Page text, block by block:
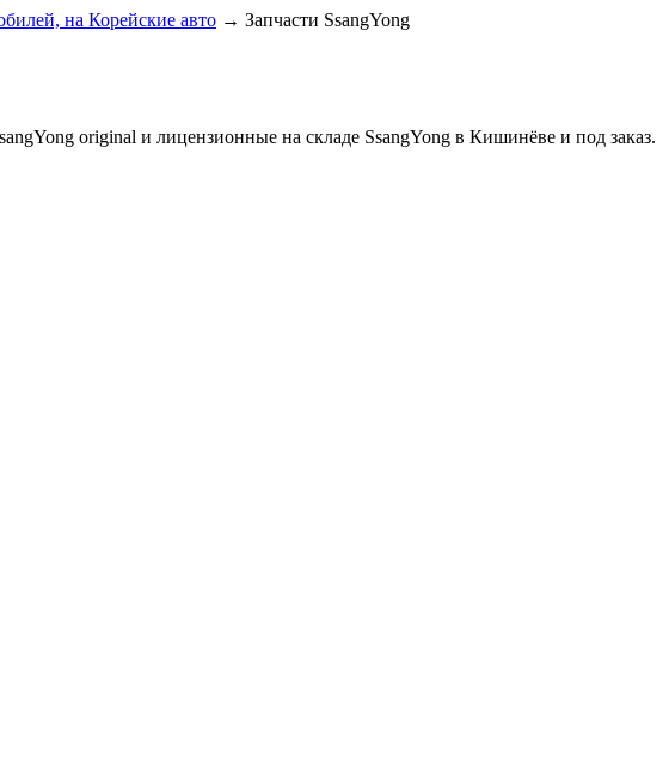
на Корейские авто → Запчасти SsangYong
original и лицензионные на складе SsangYong в Кишинёве и под заказ.